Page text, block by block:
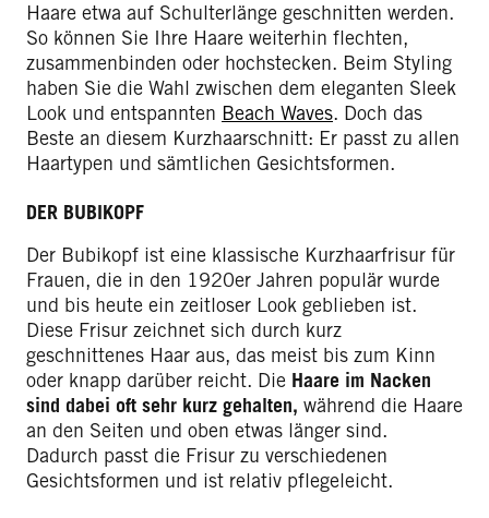
Haare etwa auf Schulterlänge geschnitten werden.
So können Sie Ihre Haare weiterhin flechten,
zusammenbinden oder hochstecken. Beim Styling
haben Sie die Wahl zwischen dem eleganten Sleek
Look und entspannten Beach Waves. Doch das
Beste an diesem Kurzhaarschnitt: Er passt zu allen
Haartypen und sämtlichen Gesichtsformen.
DER BUBIKOPF
Der Bubikopf ist eine klassische Kurzhaarfrisur für
Frauen, die in den 1920er Jahren populär wurde
und bis heute ein zeitloser Look geblieben ist.
Diese Frisur zeichnet sich durch kurz
geschnittenes Haar aus, das meist bis zum Kinn
oder knapp darüber reicht. Die Haare im Nacken
sind dabei oft sehr kurz gehalten, während die Haare
an den Seiten und oben etwas länger sind.
Dadurch passt die Frisur zu verschiedenen
Gesichtsformen und ist relativ pflegeleicht.